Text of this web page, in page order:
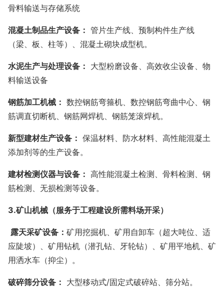
骨料输送与存储系统
混凝土制品生产设备： 管片生产线、预制构件生产线
（梁、板、柱等）、混凝土砌块成型机。
水泥生产与处理设备： 大型粉磨设备、高效收尘设备、物
料输送设备
钢筋加工机械： 数控钢筋弯箍机、数控钢筋弯曲中心、钢
筋调直切断机、钢筋网焊机、钢筋笼滚焊机。
新型建材生产设备： 保温材料、防水材料、高性能混凝土
添加剂等的生产设备。
建材检测仪器与设备： 高性能混凝土检测、骨料检测、钢
筋检测、无损检测等设备。
3.矿山机械（服务于工程建设所需料场开采）
露天采矿设备： 矿用挖掘机、矿用自卸车（超大吨位、适
应陡坡）、矿用钻机（潜孔钻、牙轮钻）、矿用平地机、矿
用洒水车（抑尘）。
破碎筛分设备： 大型移动式/固定式破碎站、筛分站。